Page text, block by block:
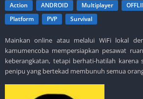
Action ANDROID Multiplayer
Platform
PVP Survival
Mainkan online atau melalui WiFi lokal
kamumencoba mempersiapkan pesawat
keberangkatan, tetapi berhati-hatilah karena
penipu yang bertekad membunuh semua